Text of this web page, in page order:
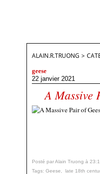
ALAIN.R.TRUONG >
geese
22 janvier 2021
A Massive
Posté par Alain Truong à
Tags: Geese late 18th